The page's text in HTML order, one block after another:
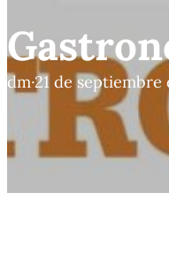
dm·21 de septiembre